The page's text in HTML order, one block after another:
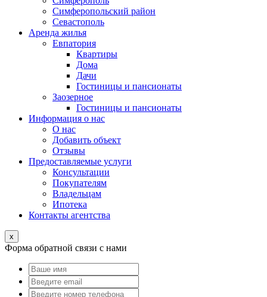
Симферопольский район
Севастополь
Аренда жилья
Евпатория
Квартиры
Дома
Дачи
Гостиницы и пансионаты
Заозерное
Гостиницы и пансионаты
Информация о нас
О нас
Добавить объект
Отзывы
Предоставляемые услуги
Консультации
Покупателям
Владельцам
Ипотека
Контакты агентства
x
Форма обратной связи с нами